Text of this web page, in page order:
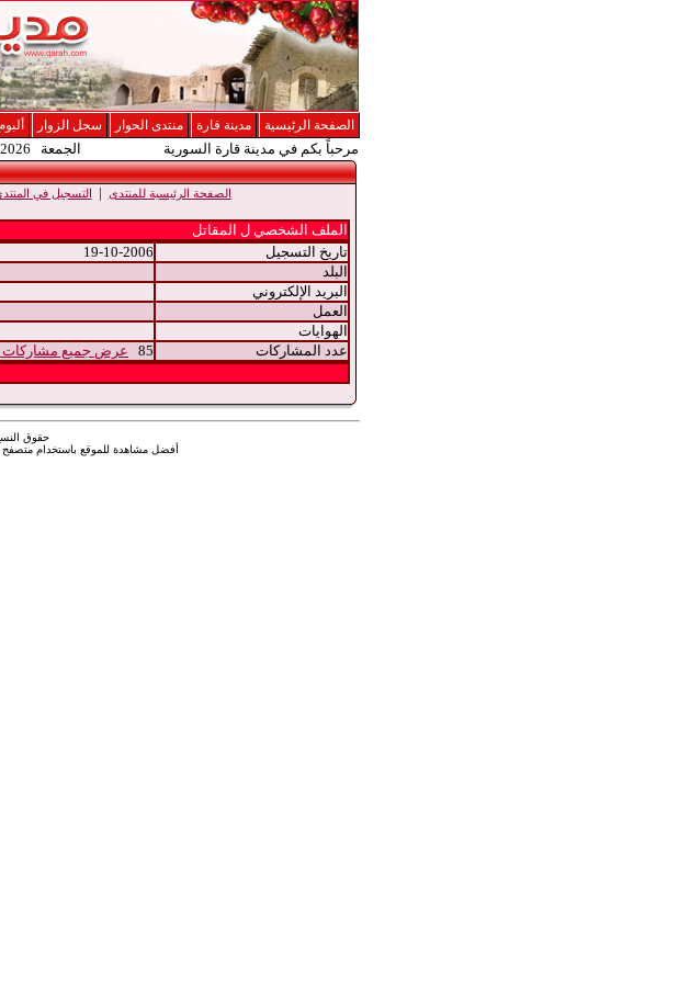
الصفحة الرئيسية مدينة قارة منتدى الحوار سجل الزوار
مرحباً بكم في مدينة قارة السورية الجمعة 7/8/2026 الساعة 07:31 صباحاً
الصفحة الرئيسية للمنتدى | التسجيل في
الملف الشخصي ل المقاتل
تاريخ التسجيل
19-10-2006
البلد
البريد الإلكتروني
العمل
الهوايات
عدد المشاركات
85 عرض جميع مشاركات
حقوق
أفضل مشاهدة للموقع باستخدام متصفح إنترنت إكسبلورر 5.5 وما